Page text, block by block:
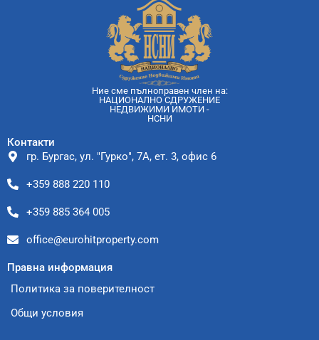
Ние сме пълноправен член на:
НАЦИОНАЛНО СДРУЖЕНИЕ
НЕДВИЖИМИ ИМОТИ -
НСНИ
Контакти
гр. Бургас, ул. "Гурко", 7А, ет. 3, офис 6
+359 888 220 110
+359 885 364 005
office@eurohitproperty.com
Правна информация
Политика за поверителност
Общи условия